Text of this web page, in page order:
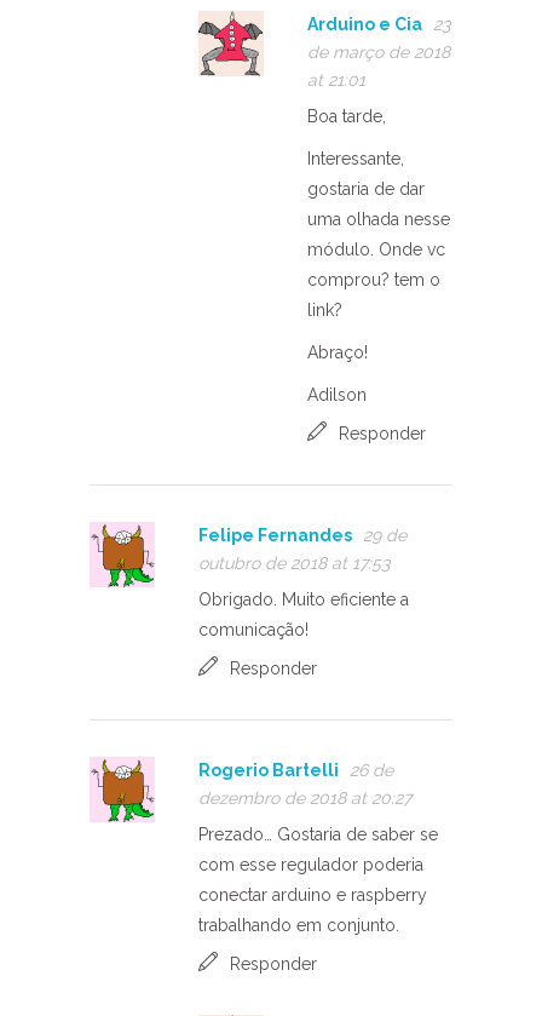
Arduino e Cia
23
de março de 2018
at 21:01
Boa tarde,
Interessante,
gostaria de dar
uma olhada nesse
módulo. Onde vc
comprou? tem o
link?
Abraço!
Adilson
Responder
Felipe Fernandes
29 de
outubro de 2018 at 17:53
Obrigado. Muito eficiente a
comunicação!
Responder
Rogerio Bartelli
26 de
dezembro de 2018 at 20:27
Prezado… Gostaria de saber se
com esse regulador poderia
conectar arduino e raspberry
trabalhando em conjunto.
Responder